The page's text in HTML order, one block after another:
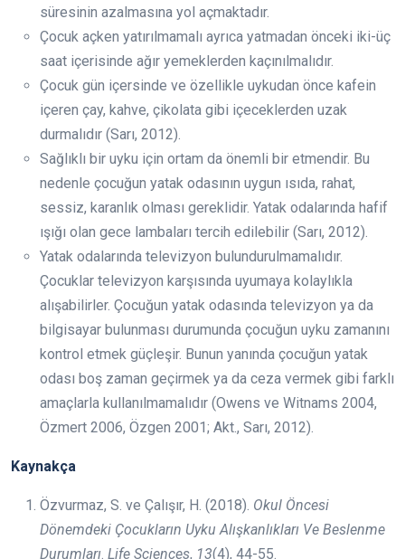
süresinin azalmasına yol açmaktadır.
Çocuk açken yatırılmamalı ayrıca yatmadan önceki iki-üç
saat içerisinde ağır yemeklerden kaçınılmalıdır.
Çocuk gün içersinde ve özellikle uykudan önce kafein
içeren çay, kahve, çikolata gibi içeceklerden uzak
durmalıdır (Sarı, 2012).
Sağlıklı bir uyku için ortam da önemli bir etmendir. Bu
nedenle çocuğun yatak odasının uygun ısıda, rahat,
sessiz, karanlık olması gereklidir. Yatak odalarında hafif
ışığı olan gece lambaları tercih edilebilir (Sarı, 2012).
Yatak odalarında televizyon bulundurulmamalıdır.
Çocuklar televizyon karşısında uyumaya kolaylıkla
alışabilirler. Çocuğun yatak odasında televizyon ya da
bilgisayar bulunması durumunda çocuğun uyku zamanını
kontrol etmek güçleşir. Bunun yanında çocuğun yatak
odası boş zaman geçirmek ya da ceza vermek gibi farklı
amaçlarla kullanılmamalıdır (Owens ve Witnams 2004,
Özmert 2006, Özgen 2001; Akt., Sarı, 2012).
Kaynakça
Özvurmaz, S. ve Çalışır, H. (2018). Okul Öncesi
Dönemdeki Çocukların Uyku Alışkanlıkları Ve Beslenme
Durumları. Life Sciences, 13(4), 44-55.